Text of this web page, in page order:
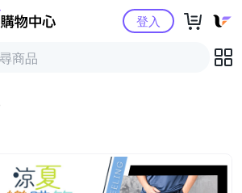
Yahoo購物中心登入